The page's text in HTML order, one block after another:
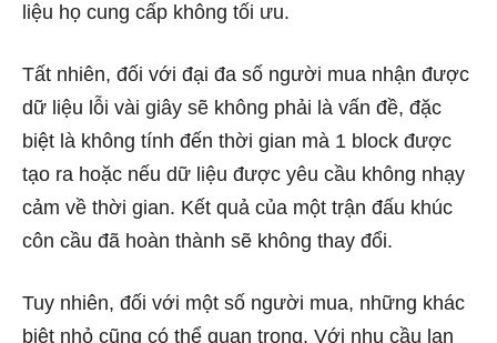
liệu họ cung cấp không tối ưu.
Tất nhiên, đối với đại đa số người mua nhận được
dữ liệu lỗi vài giây sẽ không phải là vấn đề, đặc
biệt là không tính đến thời gian mà 1 block được
tạo ra hoặc nếu dữ liệu được yêu cầu không nhạy
cảm về thời gian. Kết quả của một trận đấu khúc
côn cầu đã hoàn thành sẽ không thay đổi.
Tuy nhiên, đối với một số người mua, những khác
biệt nhỏ cũng có thể quan trọng. Với nhu cầu lan